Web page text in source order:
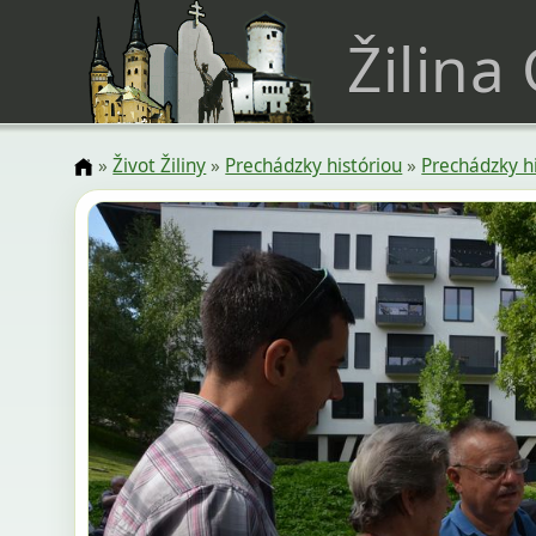
Žilina
»Život Žiliny» Prechádzky históriou» Prechádzky